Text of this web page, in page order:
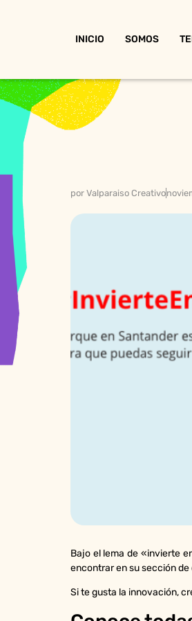
INICIO SOMOS
por Valparaiso Creativo
Bajo el lema de «invierte
encontrar en su sección
Si te gusta la innovación,